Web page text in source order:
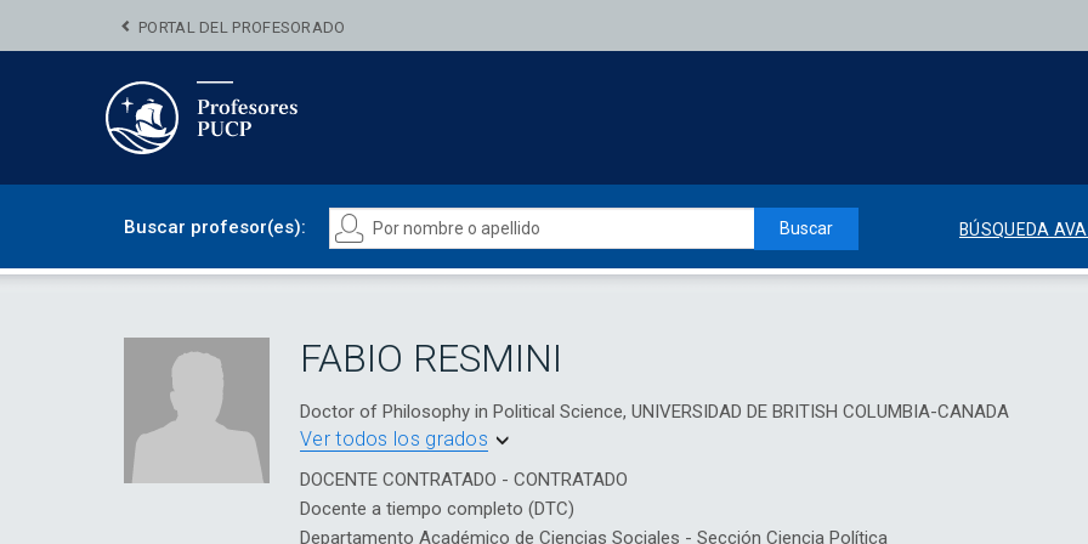
PORTAL DEL PROFESORADO
Buscar profesor(es): Buscar BÚSQUEDA
FABIO RESMINI
Doctor of Philosophy in Political Science, UNIVERSIDAD DE BRITISH COLUMBIA-CANADA
Ver todos los grados
DOCENTE CONTRATADO - CONTRATADO
Docente a tiempo completo (DTC)
Departamento Académico de Ciencias Sociales - Sección Ciencia Política